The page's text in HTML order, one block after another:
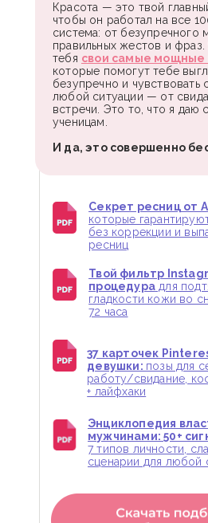
Красота — это твой
чтобы он работал на все
система: от безупречного
правильных жестов и фраз.
тебя свои самые мощные
которые помогут тебе
безупречно и чувствовать
любой ситуации — от
встречи. Это то, что я даю
ученицам.
И да, это совершенно
Секрет ресниц от
которые
без коррекции и
ресниц
Твой фильтр
процедурадля
гладкости кожи во
72 часа
37 карточек
девушки: позы для
работу/свидание,
+ лайфхаки
Энциклопедия
мужчинами: 50+
7 типов личности,
сценарии для любой